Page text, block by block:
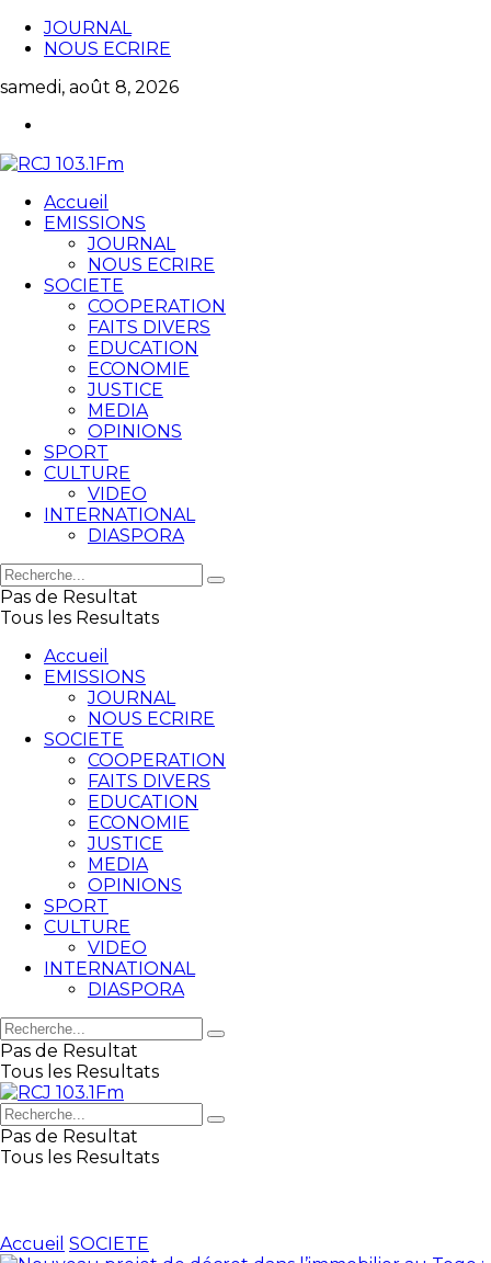
JOURNAL
NOUS ECRIRE
samedi, août 8, 2026
Accueil
EMISSIONS
JOURNAL
NOUS ECRIRE
SOCIETE
COOPERATION
FAITS DIVERS
EDUCATION
ECONOMIE
JUSTICE
MEDIA
OPINIONS
SPORT
CULTURE
VIDEO
INTERNATIONAL
DIASPORA
Pas de Resultat
Tous les Resultats
Accueil
EMISSIONS
JOURNAL
NOUS ECRIRE
SOCIETE
COOPERATION
FAITS DIVERS
EDUCATION
ECONOMIE
JUSTICE
MEDIA
OPINIONS
SPORT
CULTURE
VIDEO
INTERNATIONAL
DIASPORA
Pas de Resultat
Tous les Resultats
Pas de Resultat
Tous les Resultats
Accueil SOCIETE